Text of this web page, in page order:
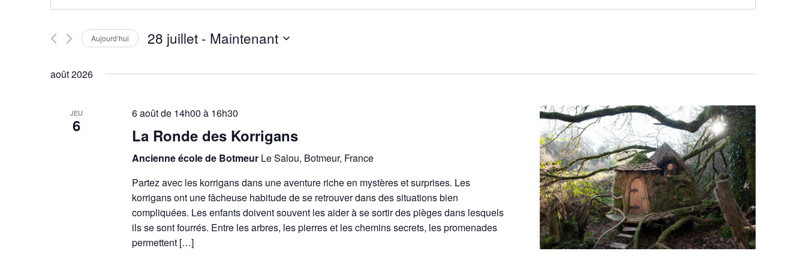
Aujourd’hui 28 juillet - Maintenant
é
c
t
n
n
e
z
u
août 2026
JEU
6
6 août de 14h00 à 16h30
La Ronde des Korrigans
Ancienne école de Botmeur Le Salou, Botmeur, France
Partez avec les korrigans dans une aventure riche en mystères et surprises. Les
korrigans ont une fâcheuse habitude de se retrouver dans des situations bien
compliquées. Les enfants doivent souvent les aider à se sortir des pièges dans lesquels
ils se sont fourrés. Entre les arbres, les pierres et les chemins secrets, les promenades
permettent […]